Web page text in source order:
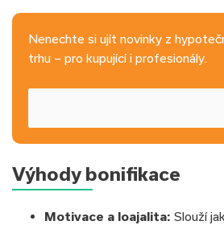
Nenechte si ujít novinky z
trhu – pro kupující i profesionály.
Výhody bonifikace
Motivace a loajalita: Slouží